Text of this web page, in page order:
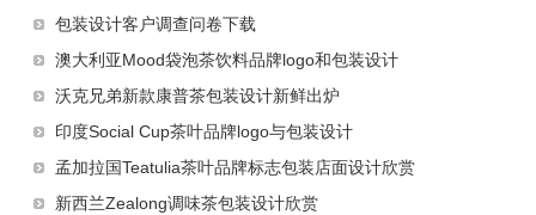
包装设计客户调查问卷下载
澳大利亚Mood袋泡茶饮料品牌logo和包装设计
沃克兄弟新款康普茶包装设计新鲜出炉
印度Social Cup茶叶品牌logo与包装设计
孟加拉国Teatulia茶叶品牌标志包装店面设计欣赏
新西兰Zealong调味茶包装设计欣赏